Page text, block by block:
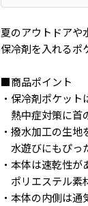
夏のアウトドアや
保冷剤を入れるポ
■商品ポイント
・保冷剤ポケッ
熱中症対策に首
・撥水加工の生
水遊びにもぴっ
・本体は速乾性
ポリエステル素
・本体の内側は